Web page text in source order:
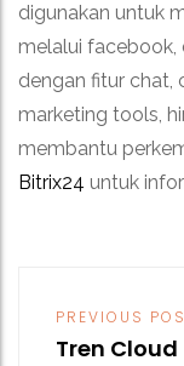
digunakan untuk
melalui facebook,
dengan fitur chat,
marketing tools,
membantu
Bitrix24 untuk
PREVIOUS
Tren Cloud